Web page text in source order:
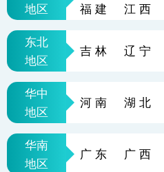
福建
江西
地区
东北
吉林 辽宁
地区
华中
河南 湖北
地区
华南
广东 广西
地区